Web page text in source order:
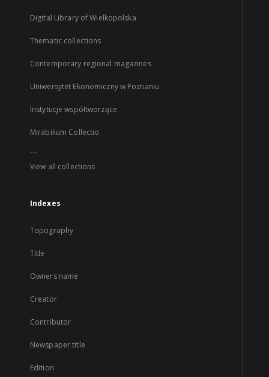
Digital Library of Wielkopolska
Thematic collections
Contemporary regional magazines
Uniwersytet Ekonomiczny w Poznaniu
Instytucje współtworzące
Mirabilium Collectio
...
View all collections
Indexes
Topography
Title
Owners name
Creator
Contributor
Newspaper title
Edition